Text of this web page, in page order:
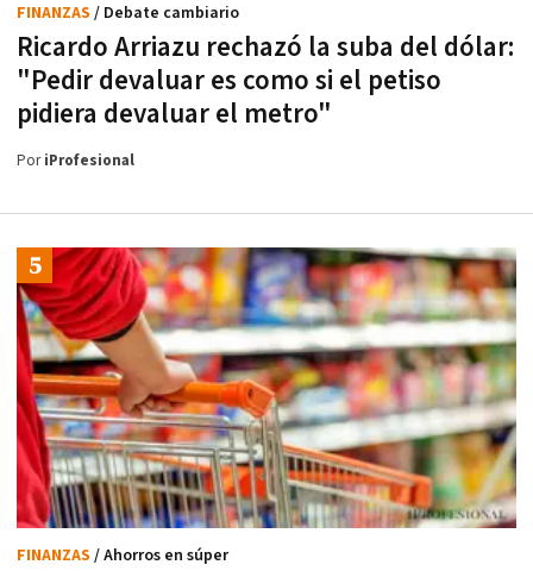
Ricardo Arriazu rechazó la suba del dólar:
"Pedir devaluar es como si el petiso
pidiera devaluar el metro"
FINANZAS / Debate cambiario
PoriProfesional
FINANZAS / Ahorros en súper